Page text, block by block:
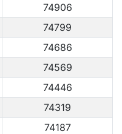
74906
74799
74686
74569
74446
74319
74187